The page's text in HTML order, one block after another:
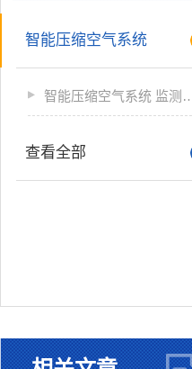
智能压缩空气系统
智能压缩空气系统 监测软件
查看全部